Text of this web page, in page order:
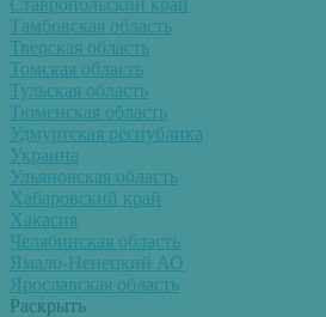
Тамбовская область
Тверская область
Томская область
Тульская область
Тюменская область
Удмуртская республика
Украина
Ульяновская область
Хабаровский край
Хакасия
Челябинская область
Ямало-Ненецкий АО
Ярославская область
Раскрыть